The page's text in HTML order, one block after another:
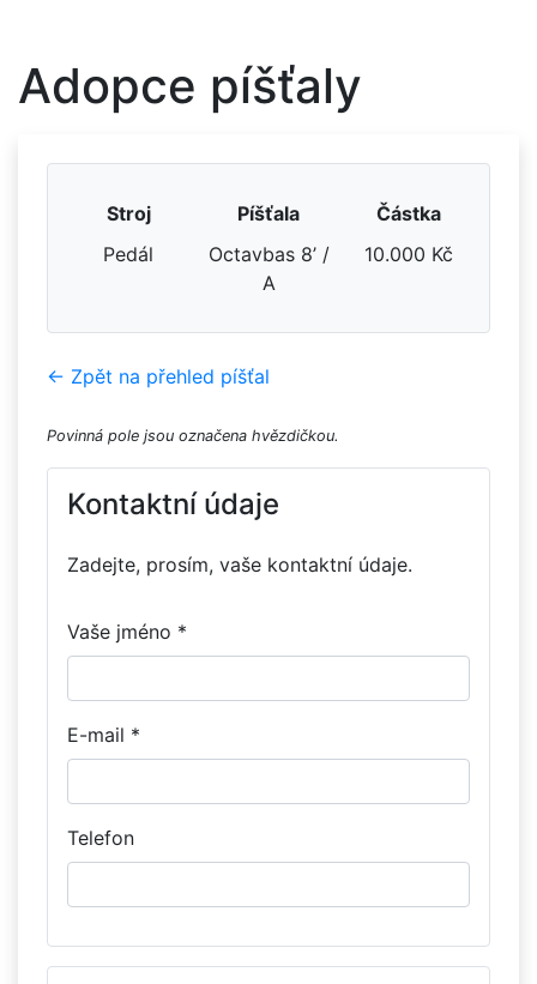
Adopce píšťaly
Stroj Píšťala
Částka
Pedál
Octavbas 8’ /
A
10.000 Kč
← Zpět na přehled píšťal
Povinná pole jsou označena hvězdičkou.
Kontaktní údaje
Zadejte, prosím, vaše kontaktní údaje.
Vaše jméno *
E-mail *
Telefon